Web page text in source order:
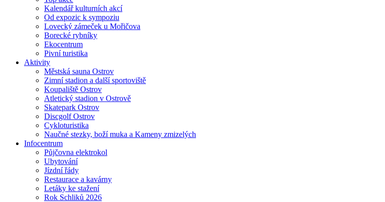
Kalendář kulturních akcí
Od expozic k sympoziu
Lovecký zámeček u Mořičova
Borecké rybníky
Ekocentrum
Pivní turistika
Aktivity
Městská sauna Ostrov
Zimní stadion a další sportoviště
Koupaliště Ostrov
Atletický stadion v Ostrově
Skatepark Ostrov
Discgolf Ostrov
Cykloturistika
Naučné stezky, boží muka a Kameny zmizelých
Infocentrum
Půjčovna elektrokol
Ubytování
Jízdní řády
Restaurace a kavárny
Letáky ke stažení
Rok Schliků 2026